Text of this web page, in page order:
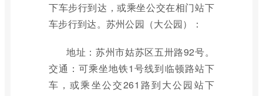
下车步行到达，或乘坐公交在相门站下
车步行到达。苏州公园（大公园）：
地址：苏州市姑苏区五卅路92号。
交通：可乘坐地铁1号线到临顿路站下
车，或乘坐公交261路到大公园站下